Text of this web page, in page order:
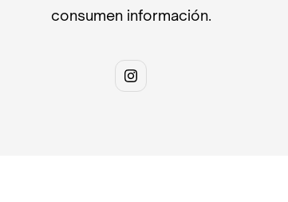
consumen información.